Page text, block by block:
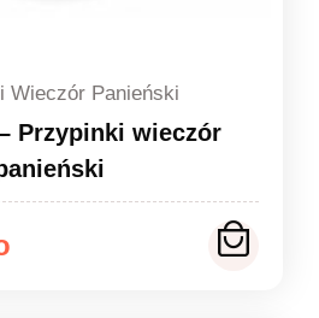
Wieczór Panieński
Przypinki wieczór